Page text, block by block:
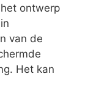
ontwerp
van de
Het kan